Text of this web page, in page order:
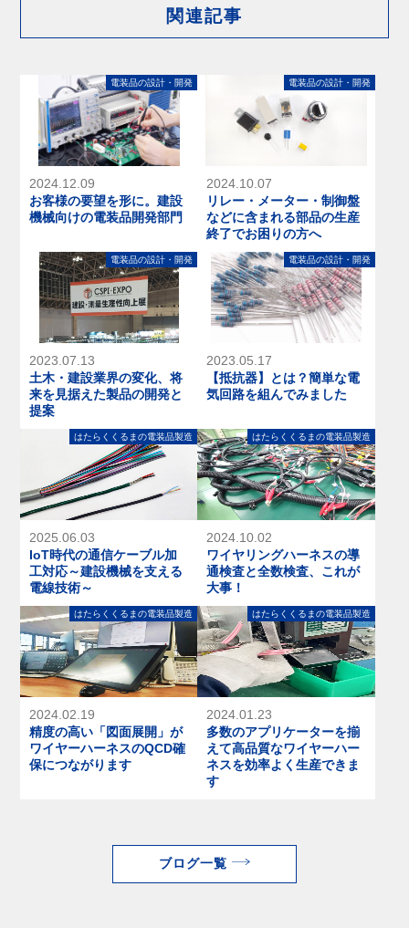
関連記事
2024.12.09
お客様の要望を形に。建設
機械向けの電装品開発部門
電装品の設計・開発
2024.10.07
リレー・メーター・制御盤
などに含まれる部品の生産
終了でお困りの方へ
電装品の設計・開発
2023.07.13
土木・建設業界の変化、将
来を見据えた製品の開発と
提案
電装品の設計・開発
2023.05.17
【抵抗器】とは？簡単な電
気回路を組んでみました
電装品の設計・開発
2025.06.03
IoT時代の通信ケーブル加
工対応～建設機械を支える
電線技術～
はたらくくるまの電装品製造
2024.10.02
ワイヤリングハーネスの導
通検査と全数検査、これが
大事！
はたらくくるまの電装品製造
2024.02.19
精度の高い「図面展開」が
ワイヤーハーネスのQCD確
保につながります
はたらくくるまの電装品製造
2024.01.23
多数のアプリケーターを揃
えて高品質なワイヤーハー
ネスを効率よく生産できま
す
はたらくくるまの電装品製造
ブログ一覧